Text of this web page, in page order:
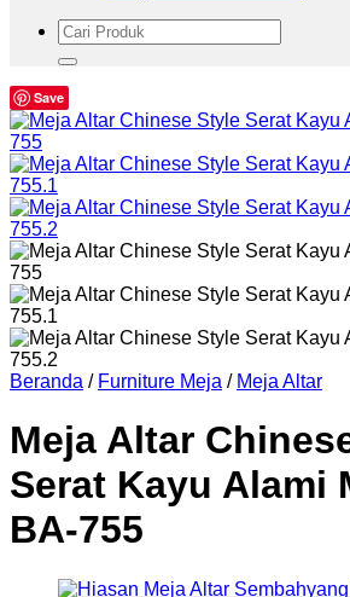
Pencarian
untuk:
Save
Beranda / Furniture Meja / Meja Altar
Meja Altar
Serat Kayu Alami
BA-755